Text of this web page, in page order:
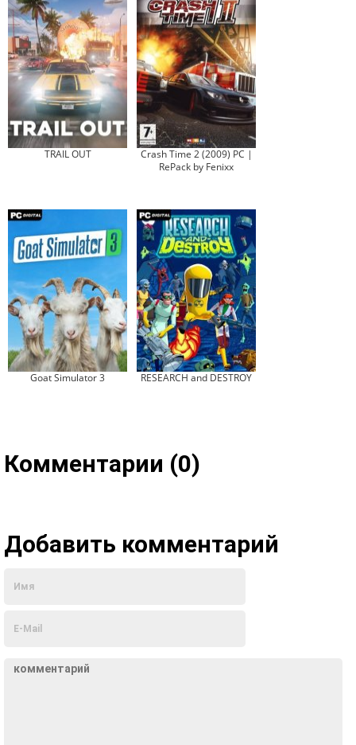
TRAIL OUT
Crash Time 2 (2009) PC |
RePack by Fenixx
Goat Simulator 3 RESEARCH and DESTROY
Комментарии (0)
Добавить комментарий